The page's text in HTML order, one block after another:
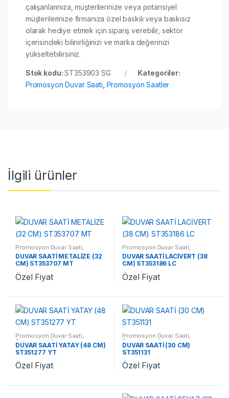
çalışanlarınıza, müşterilerinize veya potansiyel
müşterilerinize firmanıza özel baskılı veya baskısız
olarak hediye etmek için sipariş verebilir, sektör
içerisindeki bilinirliğinizi ve marka değerinizi
yükseltebilirsiniz.
Stok kodu:ST353903 SG
Kategoriler:
Promosyon Duvar Saati Promosyon Saatler
İlgili ürünler
Promosyon Duvar Saati
Promosyon Saatler
DUVAR SAATİ METALİZE (32
CM) ST353707 MT
Özel Fiyat
Promosyon Duvar Saati
Promosyon Saatler
DUVAR SAATİ LACİVERT (38
CM) ST353186 LC
Özel Fiyat
Promosyon Duvar Saati,
Promosyon Saatler
DUVAR SAATİ YATAY (48 CM)
ST351277 YT
Özel Fiyat
Promosyon Duvar Saati,
Promosyon Saatler
DUVAR SAATİ (30 CM)
ST351131
Özel Fiyat